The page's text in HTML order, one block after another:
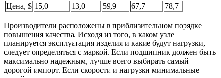
Цена, $ 15,0 13,0 59,9 67,7 78,7
Производители расположены в приблизительном порядке
повышения качества. Исходя из того, в каком узле
планируется эксплуатация изделия и какие будут нагрузки,
следует определяться с маркой. Если подшипник должен быть
максимально надежным, лучше всего выбирать самый
дорогой импорт. Если скорости и нагрузки минимальные —